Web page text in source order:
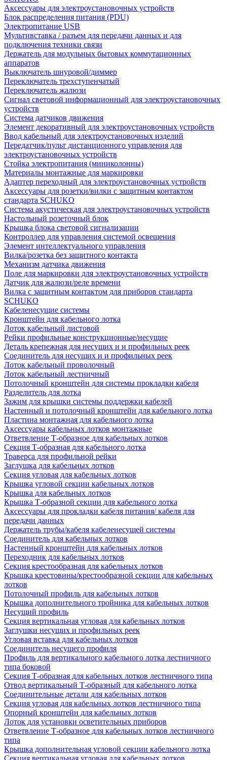
Аксессуары для электроустановочных устройств
Блок распределения питания (PDU)
Электропитание USB
Мультивставка / разъем для передачи данных и для
подключения техники связи
Держатель для модульных бытовых коммутационных
аппаратов
Выключатель шнуровой/диммер
Переключатель трехступенчатый
Переключатель жалюзи
Сигнал световой информационный для электроустановочных
устройств
Система датчиков движения
Элемент декоративный для электроустановочных устройств
Ввод кабельный для электроустановочных изделий
Передатчик/пульт дистанционного управления для
электроустановочных устройств
Стойка электропитания (миниколонны)
Материалы монтажные для маркировки
Адаптер переходный для электроустановочных устройств
Аксессуары для розетки/вилки с защитным контактом
стандарта SCHUKO
Система акустическая для электроустановочных устройств
Настольный розеточный блок
Крышка блока световой сигнализации
Контроллер для управления системой освещения
Элемент интеллектуального управления
Вилка/розетка без защитного контакта
Механизм датчика движения
Поле для маркировки для электроустановочных устройств
Датчик для жалюзи/реле времени
Вилка с защитным контактом для приборов стандарта
SCHUKO
Кабеленесущие системы
Кронштейн для кабельного лотка
Лоток кабельный листовой
Рейки профильные конструкционные/несущие
Деталь крепежная для несущих и и профильных реек
Соединитель для несущих и и профильных реек
Лоток кабельный проволочный
Лоток кабельный лестничный
Потолочный кронштейн для системы прокладки кабеля
Разделитель для лотка
Зажим для крышки системы поддержки кабелей
Настенный и потолочный кронштейн для кабельного лотка
Пластина монтажная для кабельного лотка
Аксессуары кабельных лотков монтажные
Ответвление Т-образное для кабельных лотков
Секция Т-образная для кабельного лотка
Траверса для профильной рейки
Заглушка для кабельных лотков
Секция угловая для кабельных лотков
Крышка угловой секции кабельных лотков
Крышка для кабельных лотков
Крышка Т-образной секции для кабельного лотка
Аксессуары для прокладки кабеля питания/ кабеля для
передачи данных
Держатель трубы/кабеля кабеленесущей системы
Соединитель для кабельных лотков
Настенный кронштейн для кабельных лотков
Переходник для кабельных лотков
Секция крестообразная для кабельных лотков
Крышка крестовины/крестообразной секции для кабельных
лотков
Потолочный профиль для кабельных лотков
Крышка дополнительного тройника для кабельных лотков
Несущий профиль
Секция вертикальная угловая для кабельных лотков
Заглушки несущих и профильных реек
Угловая вставка для кабельных лотков
Соединитель несущего профиля
Профиль для вертикального кабельного лотка лестничного
типа боковой
Секция Т-образная для кабельных лотков лестничного типа
Отвод вертикальный Т-образный для кабельного лотка
Соединительные детали для кабельных лотков
Секция угловая для кабельных лотков лестничного типа
Опорный кронштейн для кабельных лотков
Лоток для установки осветительных приборов
Ответвление Т-образное для кабельных лотков лестничного
типа
Крышка дополнительная угловой секции кабельного лотка
Секция вертикальная угловая для кабельных лотков